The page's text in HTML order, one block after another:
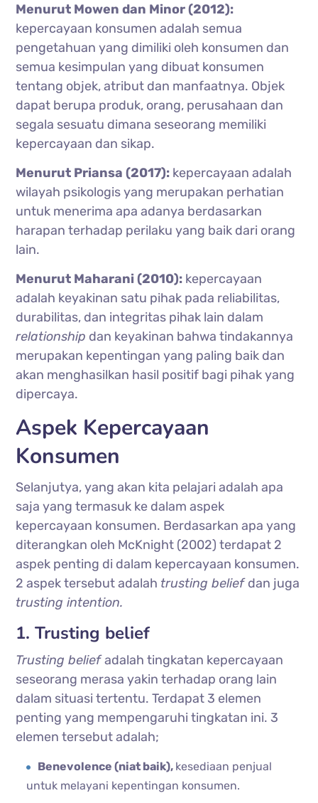
Menurut Mowen dan Minor (2012):
kepercayaan konsumen adalah semua
pengetahuan yang dimiliki oleh konsumen dan
semua kesimpulan yang dibuat konsumen
tentang objek, atribut dan manfaatnya. Objek
dapat berupa produk, orang, perusahaan dan
segala sesuatu dimana seseorang memiliki
kepercayaan dan sikap.
Menurut Priansa (2017): kepercayaan adalah
wilayah psikologis yang merupakan perhatian
untuk menerima apa adanya berdasarkan
harapan terhadap perilaku yang baik dari orang
lain.
Menurut Maharani (2010): kepercayaan
adalah keyakinan satu pihak pada reliabilitas,
durabilitas, dan integritas pihak lain dalam
relationship dan keyakinan bahwa tindakannya
merupakan kepentingan yang paling baik dan
akan menghasilkan hasil positif bagi pihak yang
dipercaya.
Aspek Kepercayaan
Konsumen
Selanjutya, yang akan kita pelajari adalah apa
saja yang termasuk ke dalam aspek
kepercayaan konsumen. Berdasarkan apa yang
diterangkan oleh McKnight (2002) terdapat 2
aspek penting di dalam kepercayaan konsumen.
2 aspek tersebut adalah trusting beliefdan juga
trusting intention.
1. Trusting belief
Trusting beliefadalah tingkatan kepercayaan
seseorang merasa yakin terhadap orang lain
dalam situasi tertentu. Terdapat 3 elemen
penting yang mempengaruhi tingkatan ini. 3
elemen tersebut adalah;
Benevolence (niat baik), kesediaan penjual
untuk melayani kepentingan konsumen.